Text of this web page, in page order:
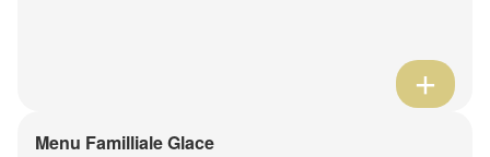
Menu Familliale Glace